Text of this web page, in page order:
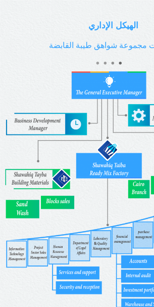
الهيكل الإداري
مجموعة شواهق طيبة القابضة